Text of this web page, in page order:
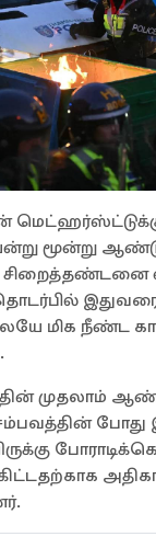
மூன்று
மிக நீண்ட
முதலாம்
போது